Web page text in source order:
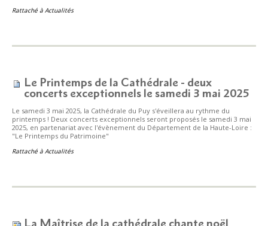
Rattaché à Actualités
Le Printemps de la Cathédrale - deux
concerts exceptionnels le samedi 3 mai 2025
Le samedi 3 mai 2025, la Cathédrale du Puy s'éveillera au rythme du
printemps ! Deux concerts exceptionnels seront proposés le samedi 3 mai
2025, en partenariat avec l'évènement du Département de la Haute-Loire :
"Le Printemps du Patrimoine"
Rattaché à Actualités
La Maîtrise de la cathédrale chante noël